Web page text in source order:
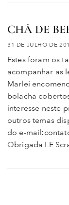
CHÁ DE
31 DE JULHO DE
Estes foram os
acompanhar as
Marlei
bolacha
interesse neste
outros temas
do e-
Obrigada LE